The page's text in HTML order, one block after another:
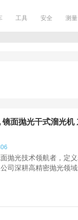
工具 安全 测量
面抛光干式溜光
抛光技术领航者，定
司深耕高精密抛光领